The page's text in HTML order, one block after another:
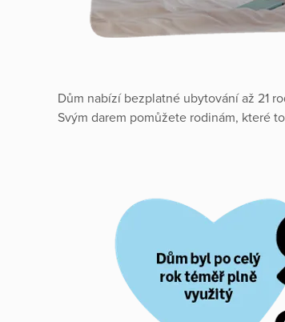
Dům nabízí bezplatné ubytování až 21
Svým darem pomůžete rodinám, které